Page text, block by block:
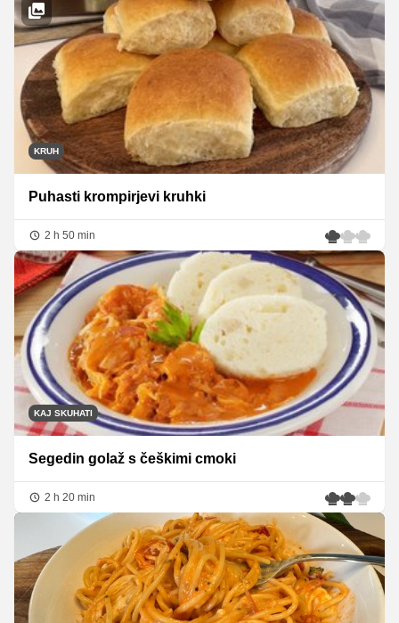
KRUH
Puhasti krompirjevi kruhki
2 h 50 min
KAJ SKUHATI
Segedin golaž s češkimi cmoki
2 h 20 min